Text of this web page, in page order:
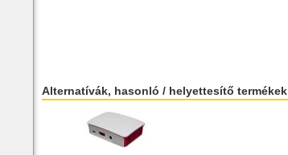
Alternatívák, hasonló / helyettesítő termékek